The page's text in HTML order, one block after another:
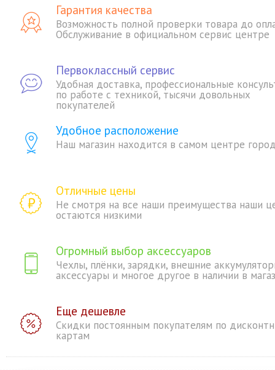
Гарантия качества
Возможность полной проверки товара до
Обслуживание в официальном сервис центре
Первоклассный сервис
Удобная доставка, профессиональные
по работе с техникой, тысячи довольных
покупателей
Удобное расположение
Наш магазин находится в самом центре
Отличные цены
Не смотря на все наши преимущества наши
остаются низкими
Огромный выбор аксессуаров
Чехлы, плёнки, зарядки, внешние
аксессуары и многое другое в наличии в
Еще дешевле
Скидки постоянным покупателям по
картам